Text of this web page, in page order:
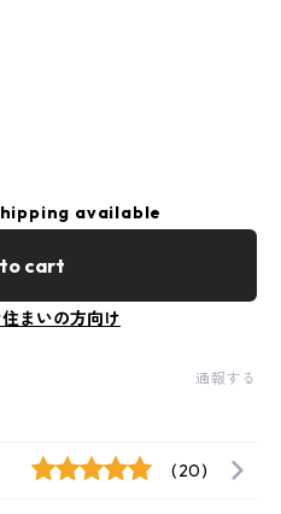
available
cart
まいの方向け
通報する
(20)